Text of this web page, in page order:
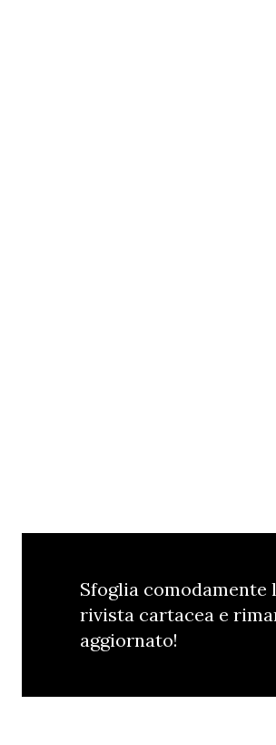
Sfoglia comodamente
rivista cartacea e
aggiornato!